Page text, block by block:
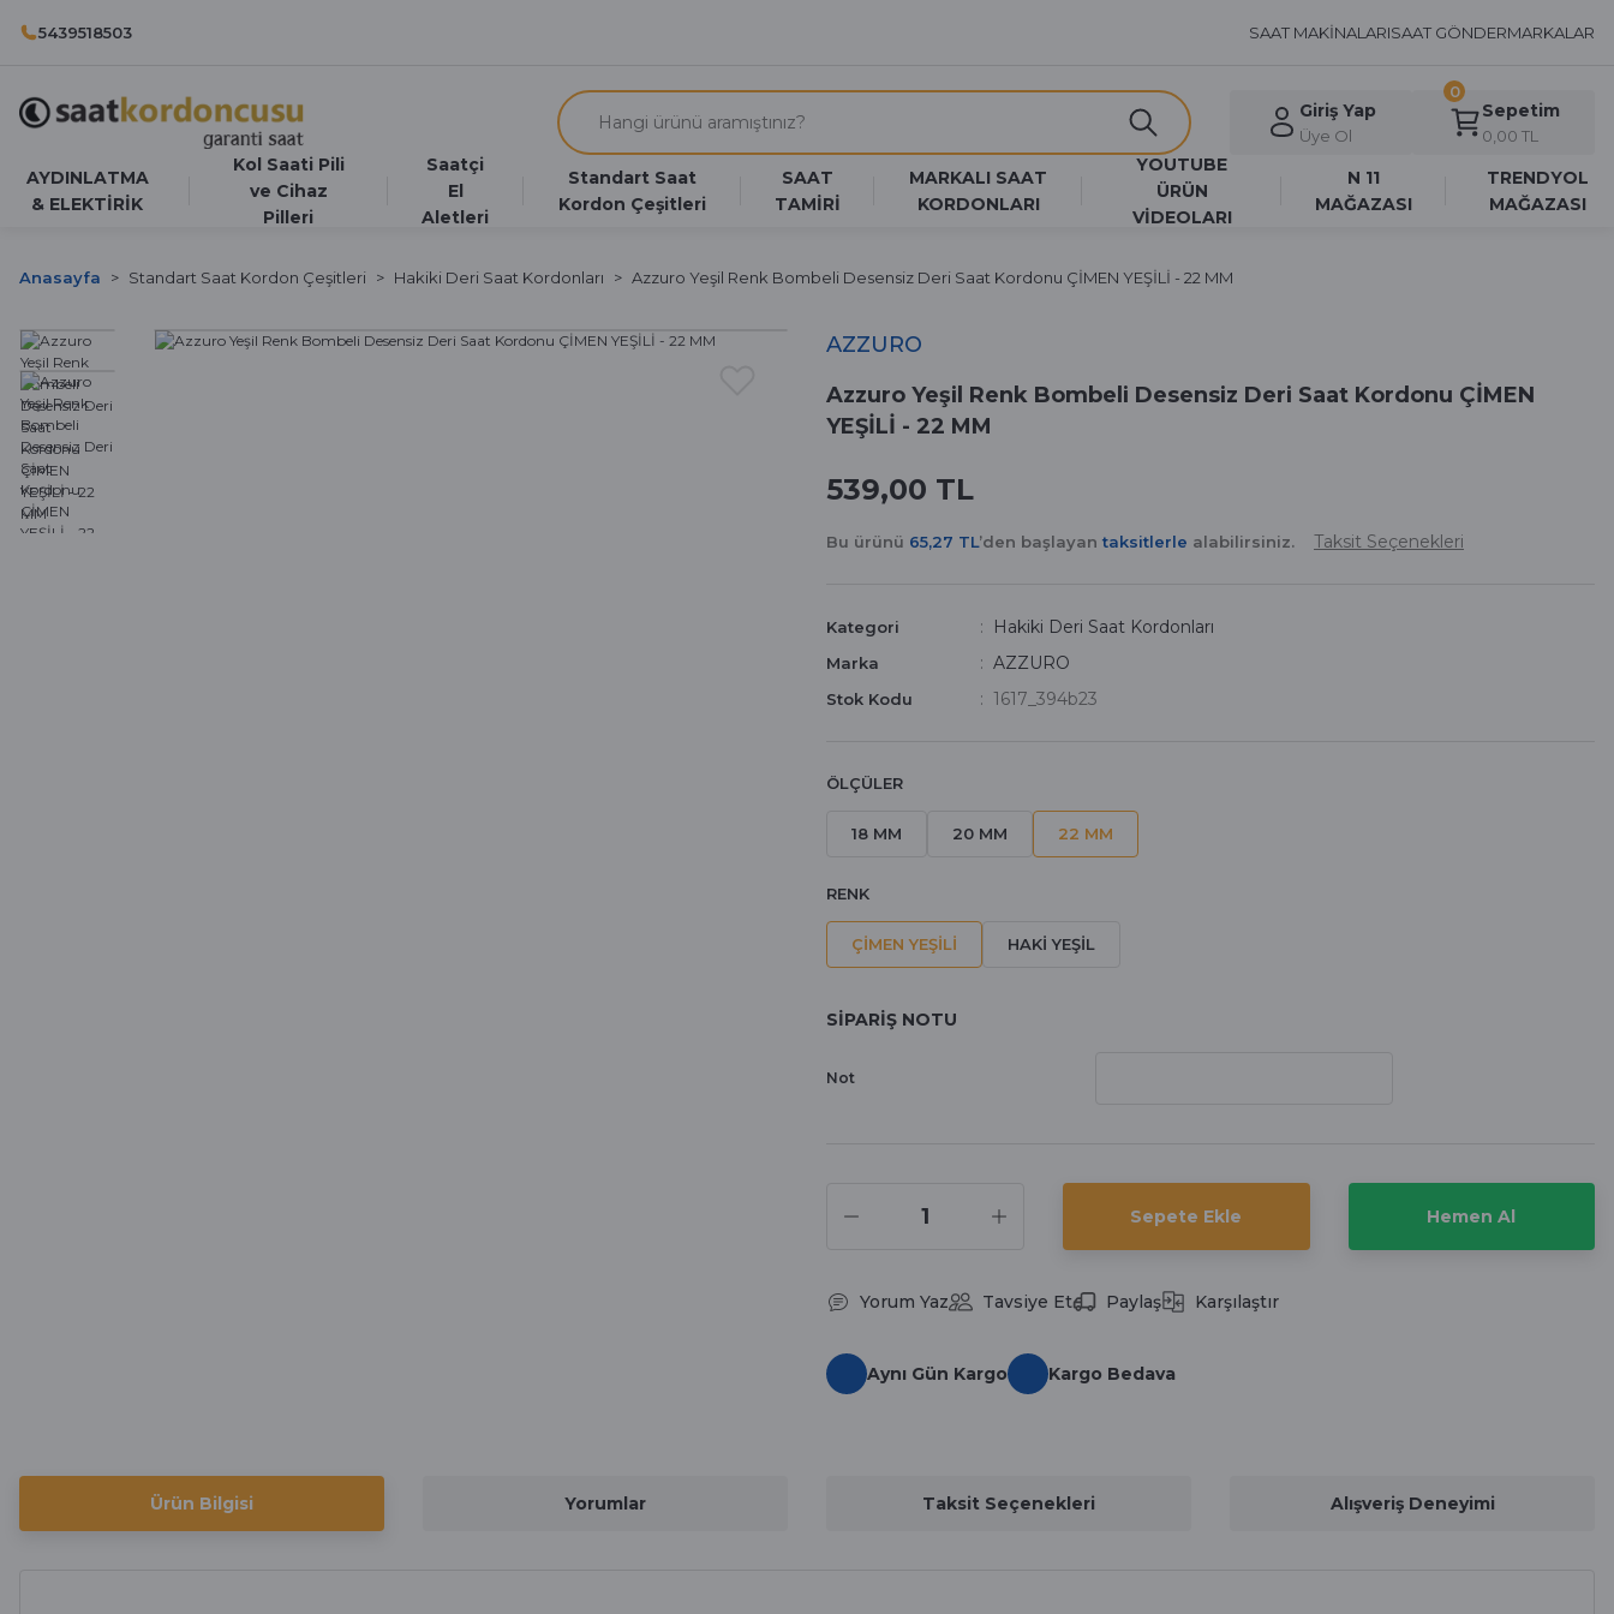
5439518503 SAAT MAKİNALARISAAT GÖNDERMARKALAR
Giriş Yap
Üye Ol
Sepetim
0,00 TL
0
AYDINLATMA
& ELEKTİRİK
Kol Saati Pili
ve Cihaz
Pilleri
Saatçi
El
Aletleri
Standart Saat
Kordon Çeşitleri
SAAT
TAMİRİ
MARKALI SAAT
KORDONLARI
YOUTUBE
ÜRÜN
VİDEOLARI
N 11
MAĞAZASI
TRENDYOL
MAĞAZASI
Anasayfa Standart Saat Kordon Çeşitleri Hakiki Deri Saat Kordonları Azzuro Yeşil Renk Bombeli Desensiz Deri Saat Kordonu ÇİMEN YEŞİLİ - 22 MM
AZZURO
Azzuro Yeşil Renk Bombeli Desensiz Deri Saat Kordonu ÇİMEN
YEŞİLİ - 22 MM
539,00 TL
Bu ürünü 65,27 TL’den başlayan taksitlerle alabilirsiniz. Taksit Seçenekleri
Kategori Hakiki Deri Saat Kordonları
Marka AZZURO
Stok Kodu 1617_394b23
ÖLÇÜLER
18 MM 20 MM 22 MM
RENK
ÇİMEN YEŞİLİ HAKİ YEŞİL
SİPARİŞ NOTU
Not
Sepete Ekle Hemen Al
Yorum Yaz Tavsiye Et Paylaş Karşılaştır
Aynı Gün Kargo Kargo Bedava
Ürün Bilgisi Yorumlar Taksit Seçenekleri Alışveriş Deneyimi